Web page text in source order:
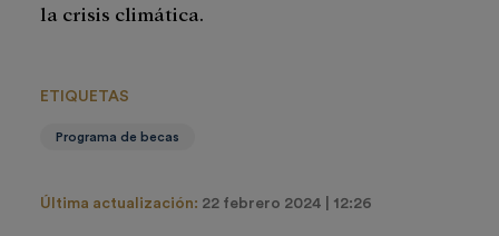
la crisis climática.
ETIQUETAS
Programa de becas
Última actualización: 22 febrero 2024 | 12:26